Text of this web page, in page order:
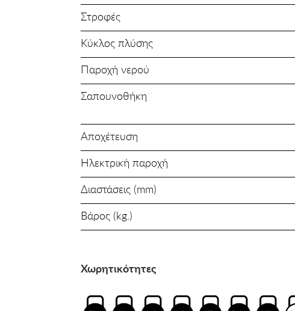
Στροφές
Κύκλος πλύσης
Παροχή νερού
Σαπουνοθήκη
Αποχέτευση
Ηλεκτρική παροχή
Διαστάσεις (mm)
Βάρος (kg.)
Χωρητικότητες